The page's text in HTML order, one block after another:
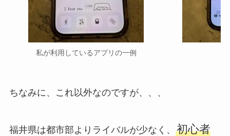
私が利用しているアプリの一例
ちなみに、これ以外なのですが、、、
福井県は都市部よりライバルが少なく、 初心者